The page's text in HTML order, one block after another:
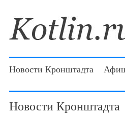
Новости Кронштадта
Новости Кронштадта